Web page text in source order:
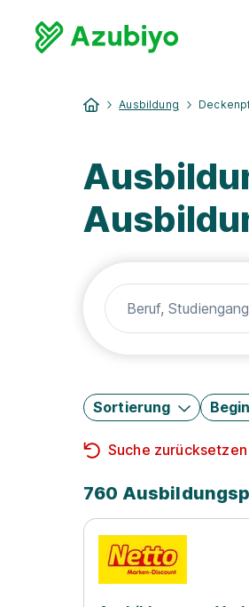
Ausbildung
Sortierung
Suche zurücksetzen
760